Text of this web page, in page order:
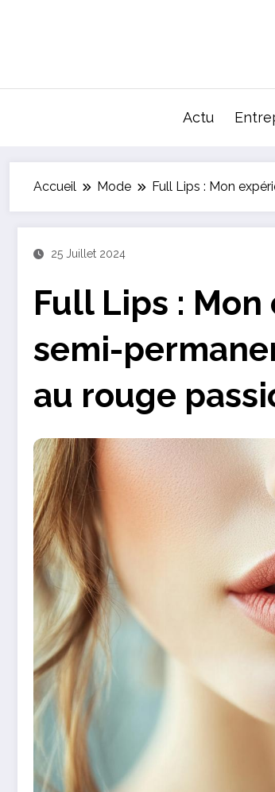
Actu
Accueil Mode Full Lips : Mon
25 Juillet 2024
Full Lips :
semi-
au rouge